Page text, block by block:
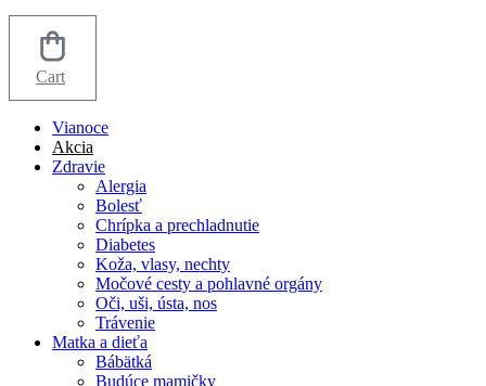
Cart
Vianoce
Akcia
Zdravie
Alergia
Bolesť
Chrípka a prechladnutie
Diabetes
Koža, vlasy, nechty
Močové cesty a pohlavné orgány
Oči, uši, ústa, nos
Trávenie
Matka a dieťa
Bábätká
Budúce mamičky